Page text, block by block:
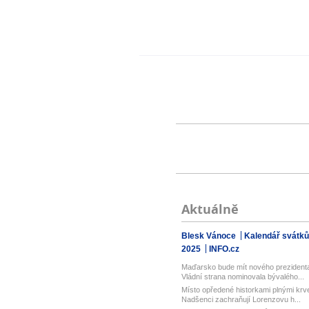
Aktuálně
Blesk Vánoce
Kalendář svátků
2025
INFO.cz
Maďarsko bude mít nového
Vládní strana nominovala bývalého...
Místo opředené historkami plnými
Nadšenci zachraňují Lorenzovu h...